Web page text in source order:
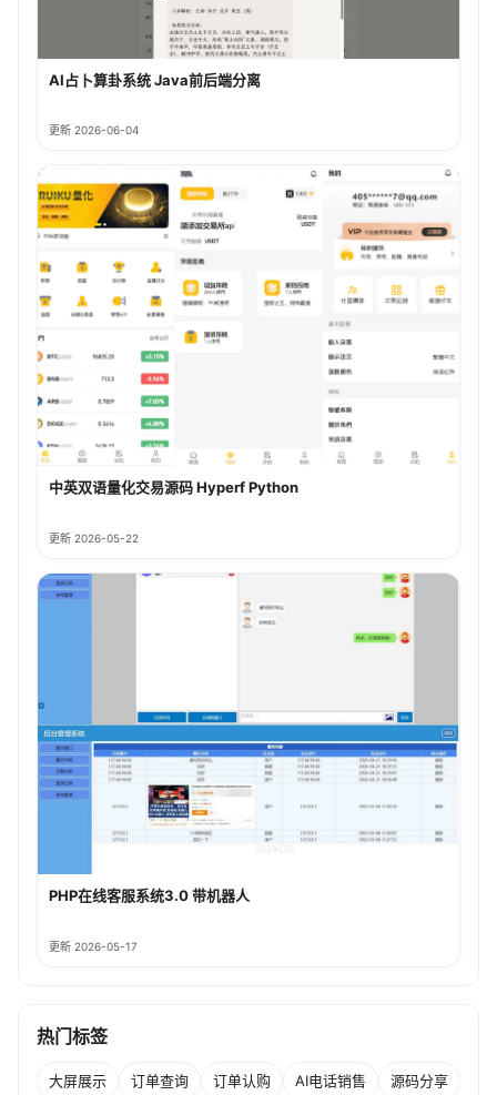
AI占卜算卦系统 Java前后端分离
更新 2026-06-04
中英双语量化交易源码 Hyperf Python
更新 2026-05-22
PHP在线客服系统3.0 带机器人
更新 2026-05-17
热门标签
大屏展示 订单查询 订单认购 AI电话销售 源码分享